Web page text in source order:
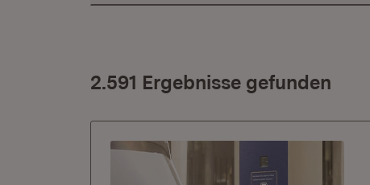
2.591 Ergebnisse gefunden